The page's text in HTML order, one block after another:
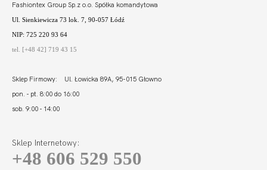
Fashiontex Group Sp.z o.o. Spółka komandytowa
Ul. Sienkiewicza 73 lok. 7, 90-057 Łódź
NIP: 725 220 93 64
tel. [+48 42] 719 43 15
Sklep Firmowy: Ul. Łowicka 89A, 95-015 Głowno
pon. - pt. 8:00 do 16:00
sob. 9:00 - 14:00
Sklep Internetowy:
+48 606 529 550